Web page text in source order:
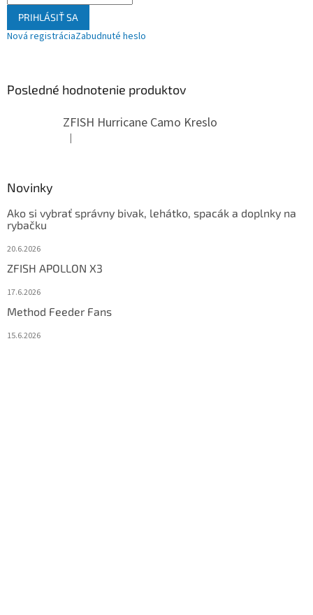
PRIHLÁSIŤ SA
Nová registráciaZabudnuté heslo
Posledné hodnotenie produktov
ZFISH Hurricane Camo Kreslo
Hodnotenie produktu je 5 z 5 hviezdičiek.
|
Novinky
Ako si vybrať správny bivak, lehátko, spacák a doplnky na
rybačku
20.6.2026
ZFISH APOLLON X3
17.6.2026
Method Feeder Fans
15.6.2026